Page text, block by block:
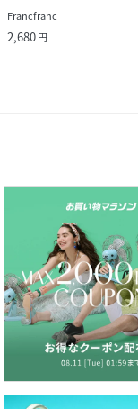
Francfranc
2,680円